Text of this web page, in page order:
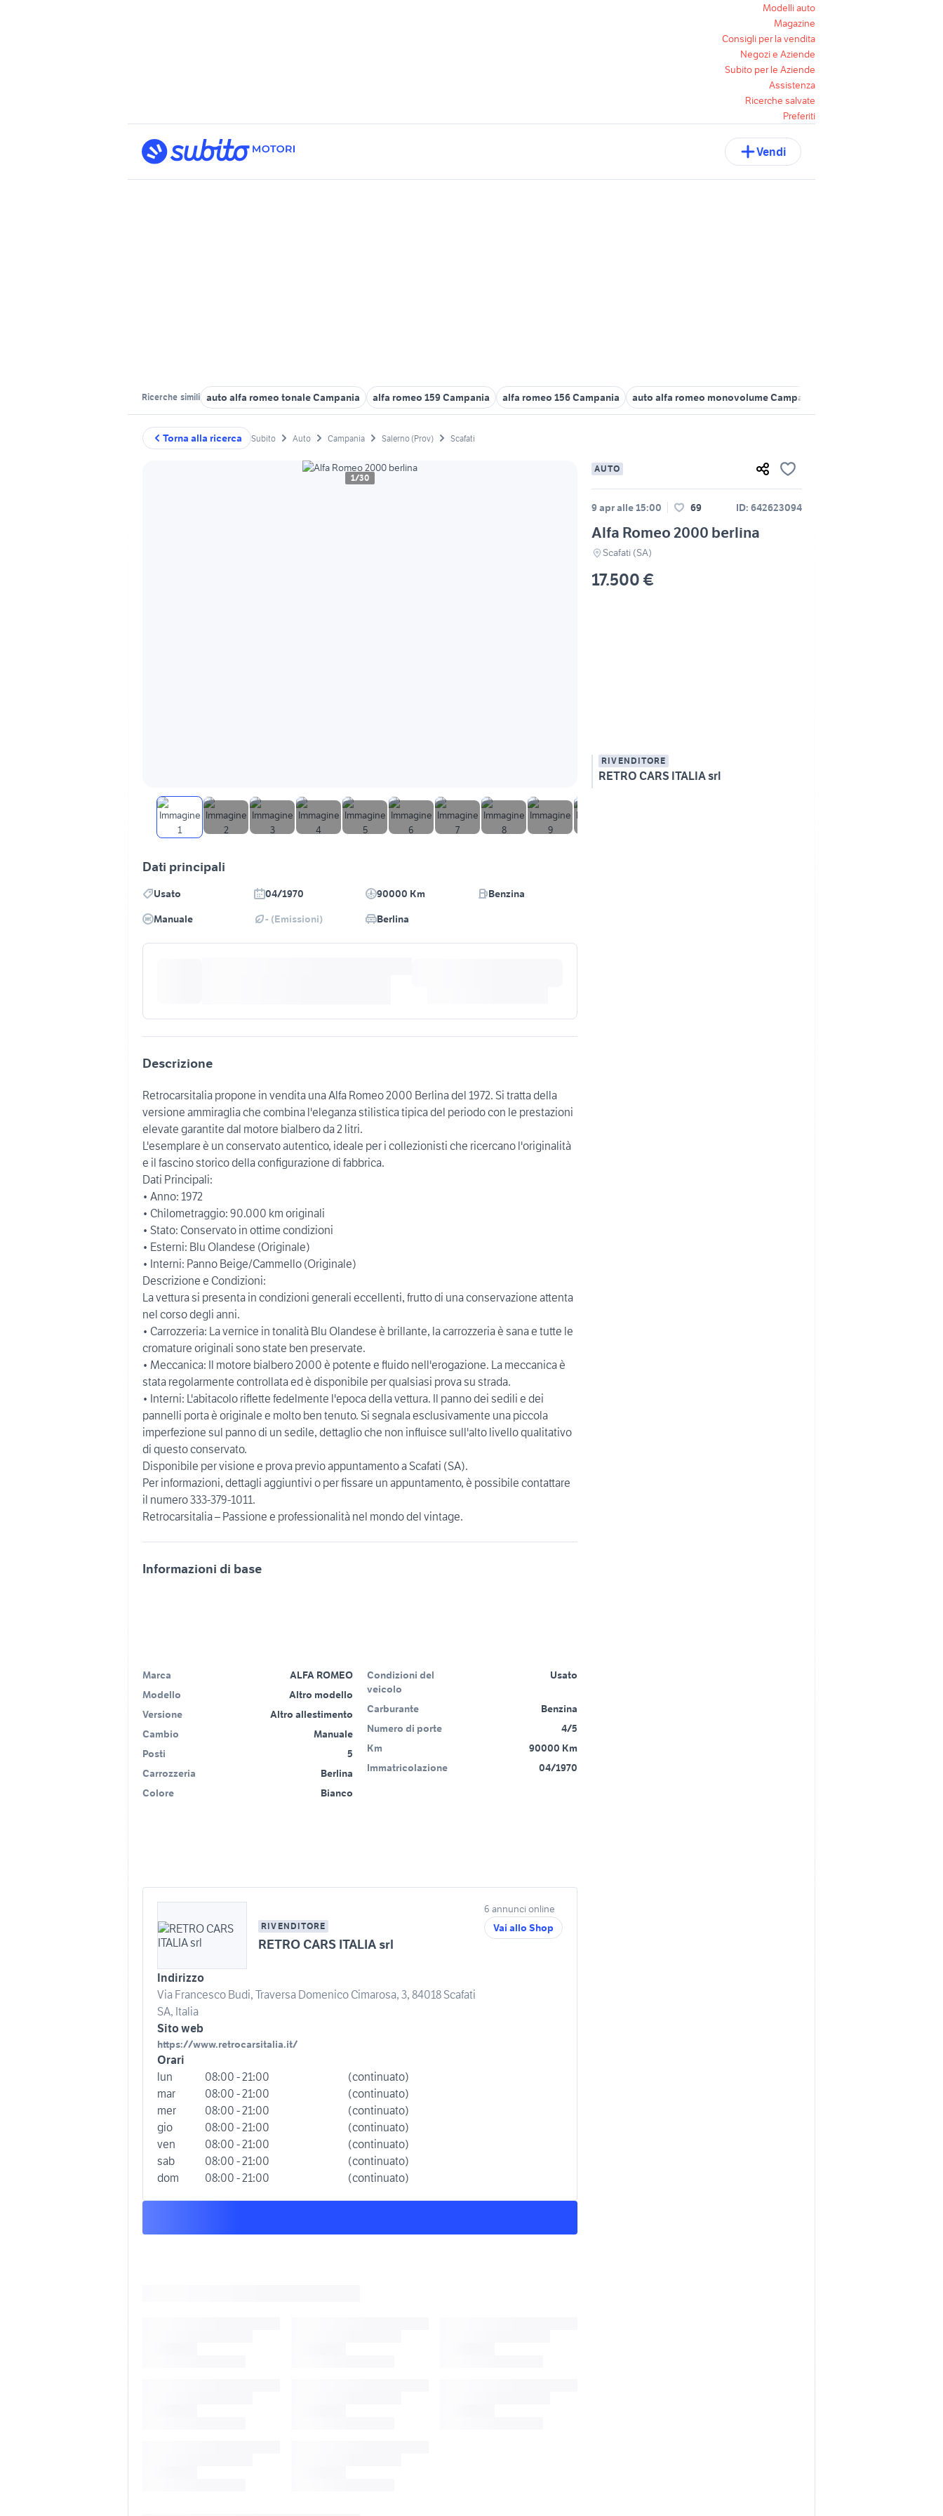
Modelli auto
Magazine
Consigli per la vendita
Negozi e Aziende
Subito per le Aziende
Assistenza
Ricerche salvate
Preferiti
Vendi
Ricerche simili auto alfa romeo tonale Campania alfa romeo 159 Campania alfa romeo 156 Campania auto alfa romeo monovolume Campania
Torna alla ricerca Subito Auto Campania Salerno (Prov) Scafati
1/30
AUTO
9 apr alle 15:00 69 ID: 642623094
Alfa Romeo 2000 berlina
Scafati (SA)
17.500 €
RIVENDITORE
RETRO CARS ITALIA srl
Dati principali
Usato 04/1970 90000 Km
Benzina
Manuale
- (Emissioni) Berlina
Descrizione
Retrocarsitalia propone in vendita una Alfa Romeo 2000 Berlina del 1972. Si tratta della
versione ammiraglia che combina l'eleganza stilistica tipica del periodo con le prestazioni
elevate garantite dal motore bialbero da 2 litri.
L'esemplare è un conservato autentico, ideale per i collezionisti che ricercano l'originalità
e il fascino storico della configurazione di fabbrica.
Dati Principali:
• Anno: 1972
• Chilometraggio: 90.000 km originali
• Stato: Conservato in ottime condizioni
• Esterni: Blu Olandese (Originale)
• Interni: Panno Beige/Cammello (Originale)
Descrizione e Condizioni:
La vettura si presenta in condizioni generali eccellenti, frutto di una conservazione attenta
nel corso degli anni.
• Carrozzeria: La vernice in tonalità Blu Olandese è brillante, la carrozzeria è sana e tutte le
cromature originali sono state ben preservate.
• Meccanica: Il motore bialbero 2000 è potente e fluido nell'erogazione. La meccanica è
stata regolarmente controllata ed è disponibile per qualsiasi prova su strada.
• Interni: L'abitacolo riflette fedelmente l'epoca della vettura. Il panno dei sedili e dei
pannelli porta è originale e molto ben tenuto. Si segnala esclusivamente una piccola
imperfezione sul panno di un sedile, dettaglio che non influisce sull'alto livello qualitativo
di questo conservato.
Disponibile per visione e prova previo appuntamento a Scafati (SA).
Per informazioni, dettagli aggiuntivi o per fissare un appuntamento, è possibile contattare
il numero 333-379-1011.
Retrocarsitalia – Passione e professionalità nel mondo del vintage.
Informazioni di base
Marca
ALFA ROMEO
Modello
Altro modello
Versione
Altro allestimento
Cambio
Manuale
Posti
5
Carrozzeria
Berlina
Colore
Bianco
Condizioni del
veicolo
Usato
Carburante
Benzina
Numero di porte
4/5
Km
90000 Km
Immatricolazione
04/1970
RIVENDITORE
RETRO CARS ITALIA srl
Indirizzo
Via Francesco Budi, Traversa Domenico Cimarosa, 3, 84018 Scafati
SA, Italia
Sito web
https://www.retrocarsitalia.it/
Orari
lun
08:00 - 21:00
(continuato)
mar
08:00 - 21:00
(continuato)
mer
08:00 - 21:00
(continuato)
gio
08:00 - 21:00
(continuato)
ven
08:00 - 21:00
(continuato)
sab
08:00 - 21:00
(continuato)
dom
08:00 - 21:00 (continuato)
6 annunci online
Vai allo Shop